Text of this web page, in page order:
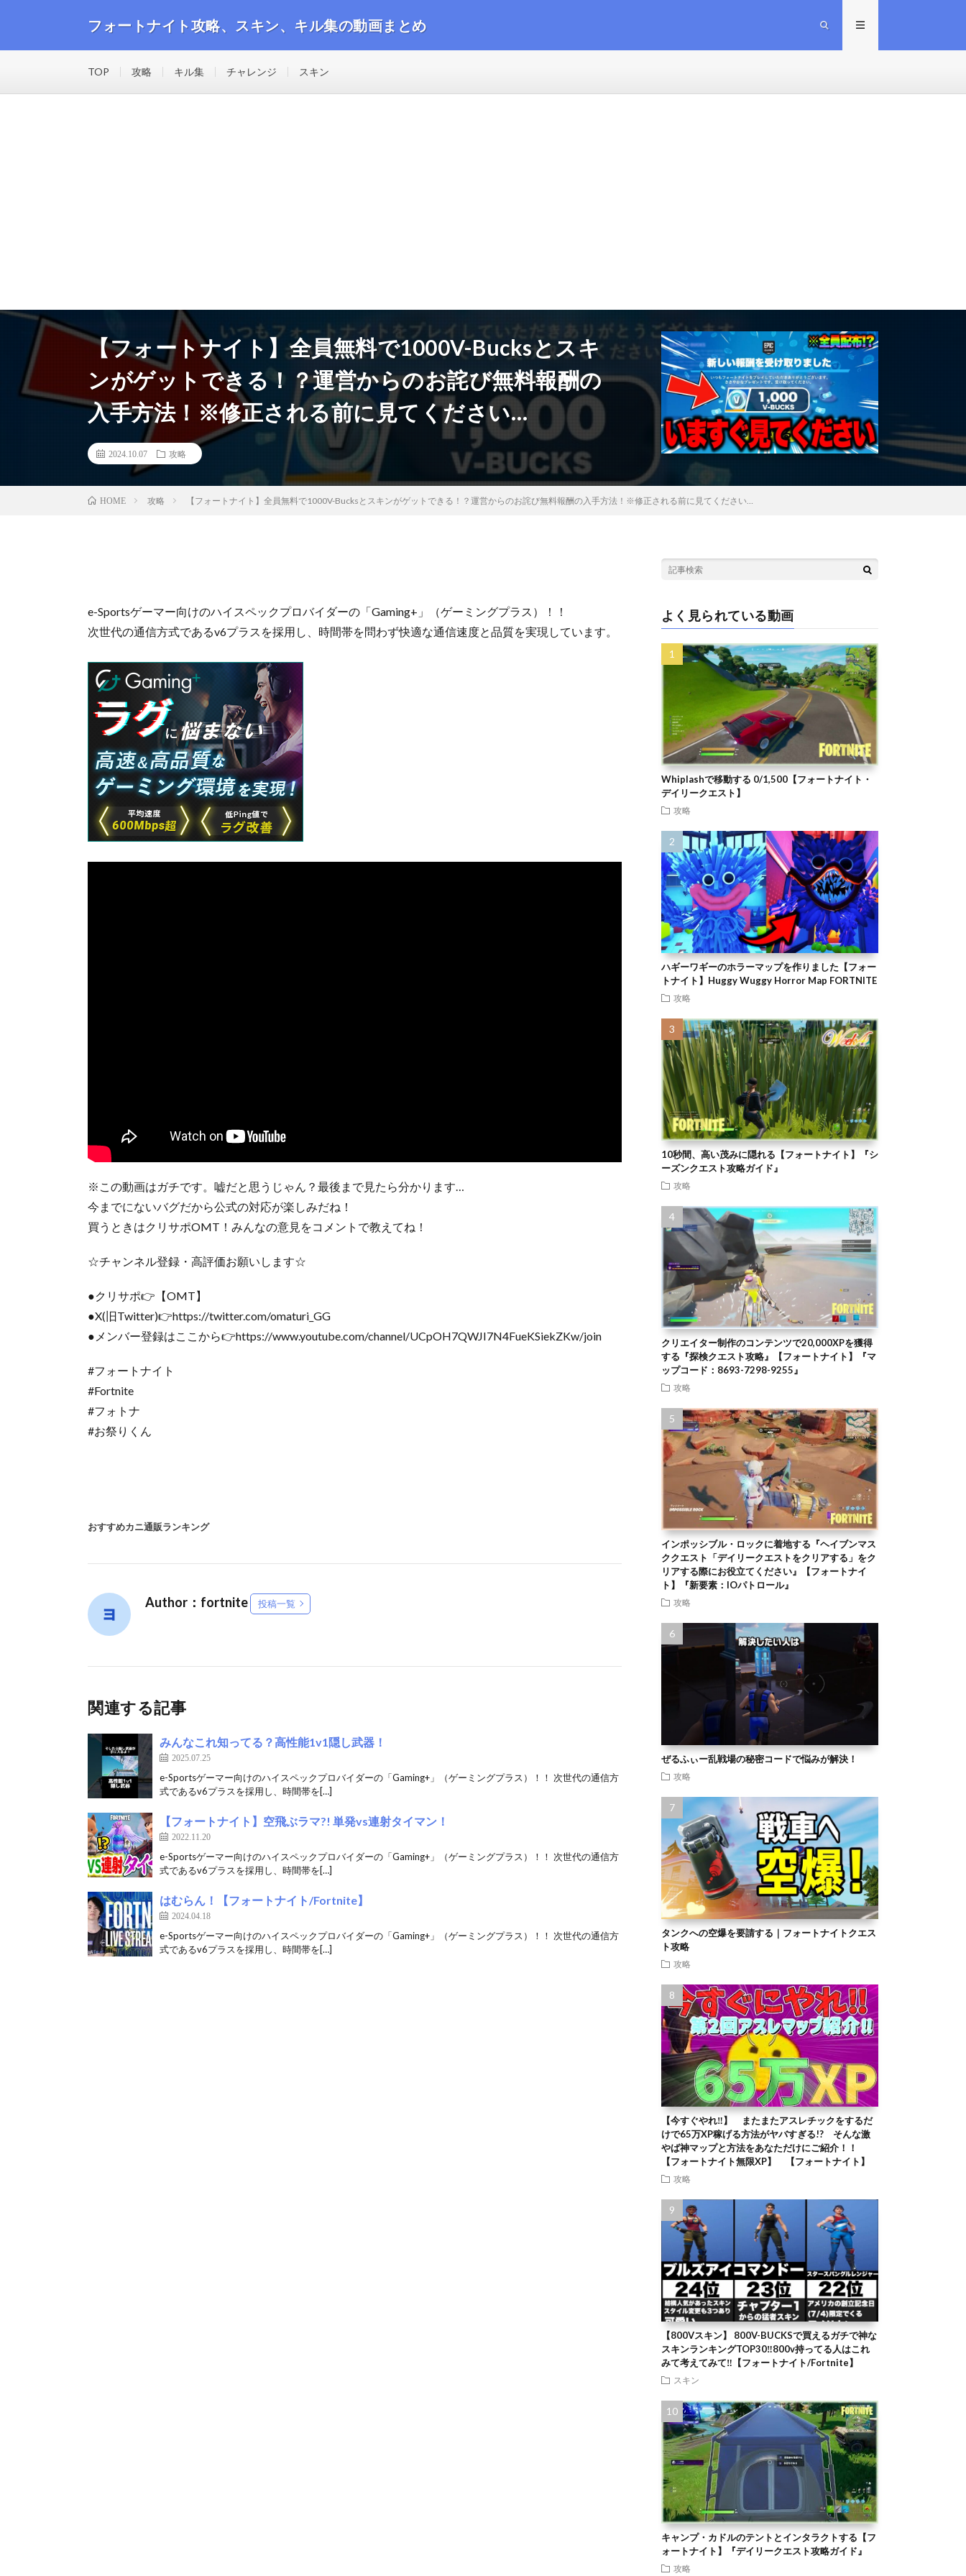
フォートナイト攻略、スキン、キル集の動画まとめ
TOP 攻略 キル集 チャレンジ スキン
【フォートナイト】全員無料で1000V-Bucksとスキ
ンがゲットできる！？運営からのお詫び無料報酬の
入手方法！※修正される前に見てください…
2024.10.07 攻略
HOME 攻略 【フォートナイト】全員無料で1000V-Bucksとスキンがゲットできる！？運営からのお詫び無料報酬の入手方法！※修正される前に見てください…
e-Sportsゲーマー向けのハイスペックプロバイダーの「Gaming+」（ゲーミングプラス）！！
次世代の通信方式であるv6プラスを採用し、時間帯を問わず快適な通信速度と品質を実現しています。
※この動画はガチです。嘘だと思うじゃん？最後まで見たら分かります…
今までにないバグだから公式の対応が楽しみだね！
買うときはクリサポOMT！みんなの意見をコメントで教えてね！
☆チャンネル登録・高評価お願いします☆
●クリサポ👉【OMT】
●X(旧Twitter)👉https://twitter.com/omaturi_GG
●メンバー登録はここから👉https://www.youtube.com/channel/UCpOH7QWJI7N4FueKSiekZKw/join
#フォートナイト
#Fortnite
#フォトナ
#お祭りくん
おすすめカニ通販ランキング
Author：fortnite 投稿一覧
関連する記事
みんなこれ知ってる？高性能1v1隠し武器！
2025.07.25
e-Sportsゲーマー向けのハイスペックプロバイダーの「Gaming+」（ゲーミングプラス）！！ 次世代の通信方
式であるv6プラスを採用し、時間帯を[…]
【フォートナイト】空飛ぶラマ?! 単発vs連射タイマン！
2022.11.20
e-Sportsゲーマー向けのハイスペックプロバイダーの「Gaming+」（ゲーミングプラス）！！ 次世代の通信方
式であるv6プラスを採用し、時間帯を[…]
はむらん！【フォートナイト/Fortnite】
2024.04.18
e-Sportsゲーマー向けのハイスペックプロバイダーの「Gaming+」（ゲーミングプラス）！！ 次世代の通信方
式であるv6プラスを採用し、時間帯を[…]
よく見られている動画
Whiplashで移動する 0/1,500【フォートナイト・
デイリークエスト】
攻略
ハギーワギーのホラーマップを作りました【フォー
トナイト】Huggy Wuggy Horror Map FORTNITE
攻略
10秒間、高い茂みに隠れる【フォートナイト】『シ
ーズンクエスト攻略ガイド』
攻略
クリエイター制作のコンテンツで20,000XPを獲得
する『探検クエスト攻略』【フォートナイト】『マ
ップコード：8693-7298-9255』
攻略
インポッシブル・ロックに着地する『ヘイブンマス
ククエスト「デイリークエストをクリアする」をク
リアする際にお役立てください』【フォートナイ
ト】『新要素：IOパトロール』
攻略
ぜるふぃー乱戦場の秘密コードで悩みが解決！
攻略
タンクへの空爆を要請する｜フォートナイトクエス
ト攻略
攻略
【今すぐやれ‼】 またまたアスレチックをするだ
けで65万XP稼げる方法がヤバすぎる!? そんな激
やば神マップと方法をあなただけにご紹介！！
【フォートナイト無限XP】 【フォートナイト】
攻略
【800Vスキン】 800V-BUCKSで買えるガチで神な
スキンランキングTOP30‼️800v持ってる人はこれ
みて考えてみて‼️【フォートナイト/Fortnite】
スキン
キャンプ・カドルのテントとインタラクトする【フ
ォートナイト】『デイリークエスト攻略ガイド』
攻略